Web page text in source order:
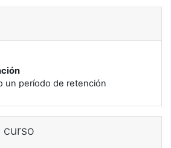
un período de retención
curso